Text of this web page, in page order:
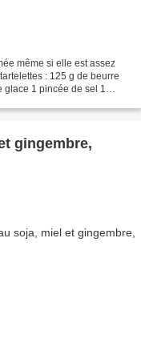
même si elle est assez
: 125 g de beurre
1 pincée de sel 1
gingembre,